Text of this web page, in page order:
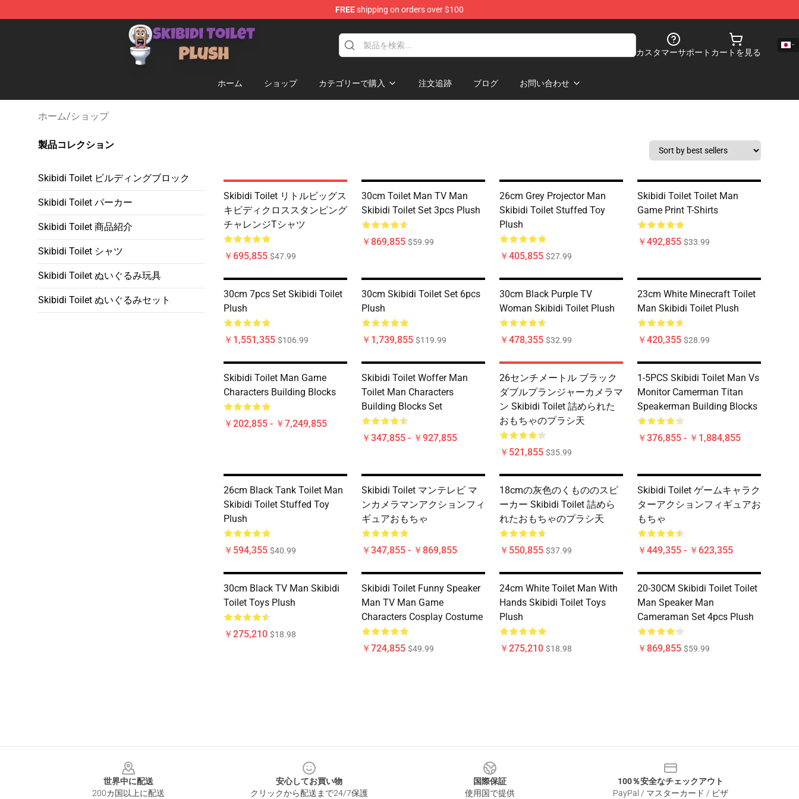
FREEshipping on orders over $100
Skibidi Toilet Plush Shop - Official Skibidi Toilet Plush Store
カスタマーサポート カートを見る
ホーム ショップ カテゴリーで購入 注文追跡 ブログ お問い合わせ
ホーム/ショップ
製品コレクション
Skibidi Toilet ビルディングブロック
Skibidi Toilet パーカー
Skibidi Toilet 商品紹介
Skibidi Toilet シャツ
Skibidi Toilet ぬいぐるみ玩具
Skibidi Toilet ぬいぐるみセット
Skibidi Toilet リトルビッグス
キビディクロススタンピング
チャレンジTシャツ
￥695,855 $47.99
30cm Toilet Man TV Man
Skibidi Toilet Set 3pcs Plush
￥869,855 $59.99
26cm Grey Projector Man
Skibidi Toilet Stuffed Toy
Plush
￥405,855 $27.99
Skibidi Toilet Toilet Man
Game Print T-Shirts
￥492,855 $33.99
30cm 7pcs Set Skibidi Toilet
Plush
￥1,551,355 $106.99
30cm Skibidi Toilet Set 6pcs
Plush
￥1,739,855 $119.99
30cm Black Purple TV
Woman Skibidi Toilet Plush
￥478,355 $32.99
23cm White Minecraft Toilet
Man Skibidi Toilet Plush
￥420,355 $28.99
Skibidi Toilet Man Game
Characters Building Blocks
￥202,855 - ￥7,249,855
Skibidi Toilet Woffer Man
Toilet Man Characters
Building Blocks Set
￥347,855 - ￥927,855
26センチメートル ブラック
ダブルプランジャーカメラマ
ン Skibidi Toilet 詰められた
おもちゃのプラシ天
￥521,855 $35.99
1-5PCS Skibidi Toilet Man Vs
Monitor Camerman Titan
Speakerman Building Blocks
￥376,855 - ￥1,884,855
26cm Black Tank Toilet Man
Skibidi Toilet Stuffed Toy
Plush
￥594,355 $40.99
Skibidi Toilet マンテレビ マ
ンカメラマンアクションフィ
ギュアおもちゃ
￥347,855 - ￥869,855
18cmの灰色のくもののスピ
ーカー Skibidi Toilet 詰めら
れたおもちゃのプラシ天
￥550,855 $37.99
Skibidi Toilet ゲームキャラク
ターアクションフィギュアお
もちゃ
￥449,355 - ￥623,355
30cm Black TV Man Skibidi
Toilet Toys Plush
￥275,210 $18.98
Skibidi Toilet Funny Speaker
Man TV Man Game
Characters Cosplay Costume
￥724,855 $49.99
24cm White Toilet Man With
Hands Skibidi Toilet Toys
Plush
￥275,210 $18.98
20-30CM Skibidi Toilet Toilet
Man Speaker Man
Cameraman Set 4pcs Plush
￥869,855 $59.99
世界中に配送
200カ国以上に配送
安心してお買い物
クリックから配送まで24/7保護
国際保証
使用国で提供
100％安全なチェックアウト
PayPal / マスターカード / ビザ